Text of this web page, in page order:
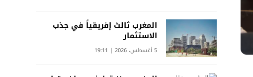
المغرب ثالث إفريقياً في جذب
الاستثمار
5 أغسطس، 2026 | 19:11